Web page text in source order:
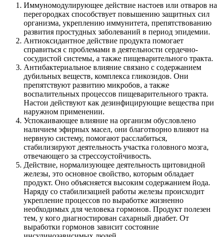
Иммуномодулирующее действие настоев или отваров на
перегородках способствует повышению защитных сил
организма, укреплению иммунитета, препятствованию
развития простудных заболеваний в период эпидемии.
Антиоксидантное действие продукта помогает
справиться с проблемами в деятельности сердечно-
сосудистой системы, а также пищеварительного тракта.
Антибактериальное влияние связано с содержанием
дубильных веществ, комплекса гликозидов. Они
препятствуют развитию микробов, а также
воспалительных процессов пищеварительного тракта.
Настои действуют как дезинфицирующие вещества при
наружном применении.
Успокаивающее влияние на организм обусловлено
наличием эфирных масел, они благотворно влияют на
нервную систему, помогают расслабиться,
стабилизируют деятельность участка головного мозга,
отвечающего за стрессоустойчивость.
Действие, нормализующее деятельность щитовидной
железы, это основное свойство, которым обладает
продукт. Оно объясняется высоким содержанием йода.
Наряду со стабилизацией работы железы происходит
укрепление процессов по выработке жизненно
необходимых для человека гормонов. Продукт полезен
тем, у кого диагностирован сахарный диабет. От
выработки гормонов зависит состояние